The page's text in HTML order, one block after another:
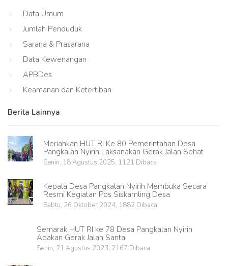
Data Umum
Jumlah Penduduk
Sarana & Prasarana
Data Kewenangan
APBDes
Keamanan dan Ketertiban
Berita Lainnya
Meriahkan HUT RI Ke 80 Pemerintahan Desa
Pangkalan Nyirih Laksanakan Gerak Jalan Sehat
Senin, 18 Agustus 2025, 1121 Dibaca
Kepala Desa Pangkalan Nyirih Membuka Secara
Resmi Kegiatan Pos Siskamling Desa
Sabtu, 26 Oktober 2024, 1882 Dibaca
Semarak HUT RI ke 78 Desa Pangkalan Nyirih
Adakan Gerak Jalan Santai
Senin, 21 Agustus 2023, 2167 Dibaca